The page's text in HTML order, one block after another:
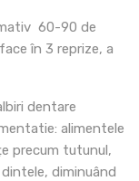
60-90 de
în 3 reprize, a
dentare
alimentele
precum tutunul,
diminuând